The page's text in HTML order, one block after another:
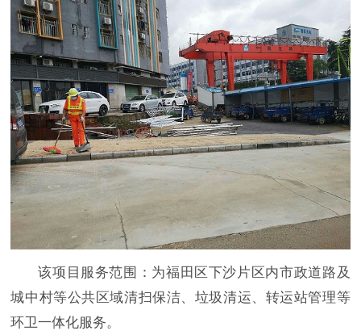
该项目服务范围：为福田区下沙片区内市政道路及
城中村等公共区域清扫保洁、垃圾清运、转运站管理等
环卫一体化服务。